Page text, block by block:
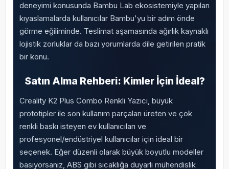
deneyimi konusunda Bambu Lab ekosistemiyle yapılan
kıyaslamalarda kullanıcılar Bambu'yu bir adım önde
görme eğiliminde. Teslimat aşamasında ağırlık kaynaklı
lojistik zorluklar da bazı yorumlarda dile getirilen pratik
bir konu.
Satın Alma Rehberi: Kimler İçin İdeal?
Creality K2 Plus Combo Renkli Yazıcı, büyük
prototipler ile son kullanım parçaları üreten ve çok
renkli baskı isteyen ev kullanıcıları ve
profesyonel/endüstriyel kullanıcılar için ideal bir
seçenek. Eğer düzenli olarak büyük boyutlu modeller
basıyorsanız, ABS gibi sıcaklığa duyarlı mühendislik